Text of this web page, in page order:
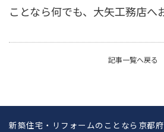
ことなら何でも、大矢工務店へ
記事一覧へ戻る
新築住宅・リフォームのことなら京都